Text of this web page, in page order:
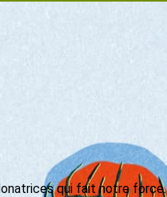
qui fait notre force.